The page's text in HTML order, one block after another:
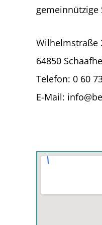
gemeinnützige
Wilhelmstraße
64850
Telefon: 0 60
E-Mail: